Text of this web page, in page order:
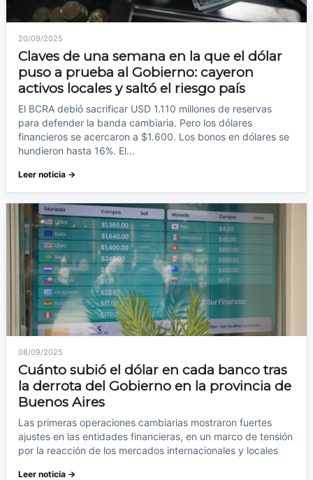
20/09/2025
Claves de una semana en la que el dólar
puso a prueba al Gobierno: cayeron
activos locales y saltó el riesgo país
El BCRA debió sacrificar USD 1.110 millones de reservas
para defender la banda cambiaria. Pero los dólares
financieros se acercaron a $1.600. Los bonos en dólares se
hundieron hasta 16%. El...
Leer noticia →
08/09/2025
Cuánto subió el dólar en cada banco tras
la derrota del Gobierno en la provincia de
Buenos Aires
Las primeras operaciones cambiarias mostraron fuertes
ajustes en las entidades financieras, en un marco de tensión
por la reacción de los mercados internacionales y locales
Leer noticia →